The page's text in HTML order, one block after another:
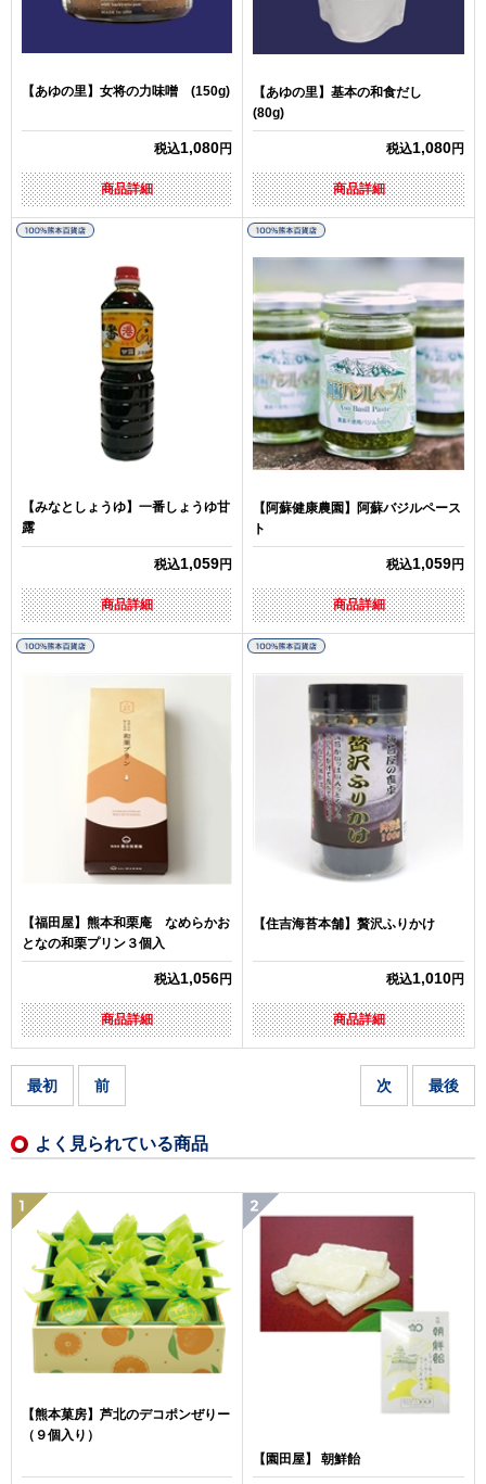
【あゆの里】女将の力味噌 (150g)
税込1,080円
商品詳細
【あゆの里】基本の和食だし
(80g)
税込1,080円
商品詳細
【みなとしょうゆ】一番しょうゆ甘
露
税込1,059円
商品詳細
【阿蘇健康農園】阿蘇バジルペース
ト
税込1,059円
商品詳細
【福田屋】熊本和栗庵 なめらかお
となの和栗プリン３個入
税込1,056円
商品詳細
【住吉海苔本舗】贅沢ふりかけ
税込1,010円
商品詳細
最初 前 次 最後
よく見られている商品
【熊本菓房】芦北のデコポンぜりー
（９個入り）
【園田屋】 朝鮮飴